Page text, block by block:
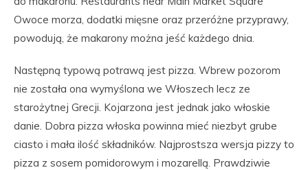
Owoce morza, dodatki mięsne oraz przeróżne przyprawy,
powodują, że makarony można jeść każdego dnia.
Następną typową potrawą jest pizza. Wbrew pozorom
nie została ona wymyślona we Włoszech lecz ze
starożytnej Grecji. Kojarzona jest jednak jako włoskie
danie. Dobra pizza włoska powinna mieć niezbyt grube
ciasto i mała ilość składników. Najprostsza wersja pizzy to
pizza z sosem pomidorowym i mozarellą. Prawdziwie